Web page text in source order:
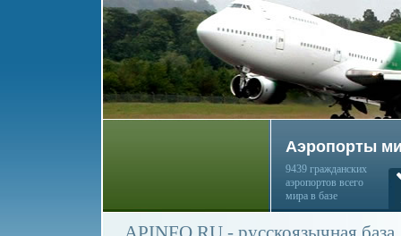
Аэропорты
9439 гражданских
аэропортов всего
мира в базе